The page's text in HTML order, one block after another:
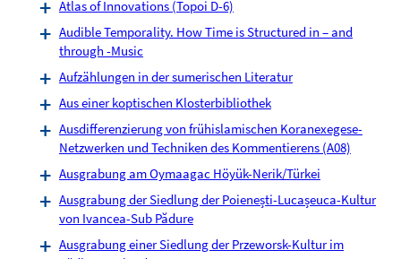
Atlas of Innovations (Topoi D-6)
Audible Temporality. How Time is Structured in – and
through -Music
Aufzählungen in der sumerischen Literatur
Aus einer koptischen Klosterbibliothek
Ausdifferenzierung von frühislamischen Koranexegese-
Netzwerken und Techniken des Kommentierens (A08)
Ausgrabung am Oymaagac Höyük-Nerik/Türkei
Ausgrabung der Siedlung der Poienești-Lucașeuca-Kultur
von Ivancea-Sub Pădure
Ausgrabung einer Siedlung der Przeworsk-Kultur im